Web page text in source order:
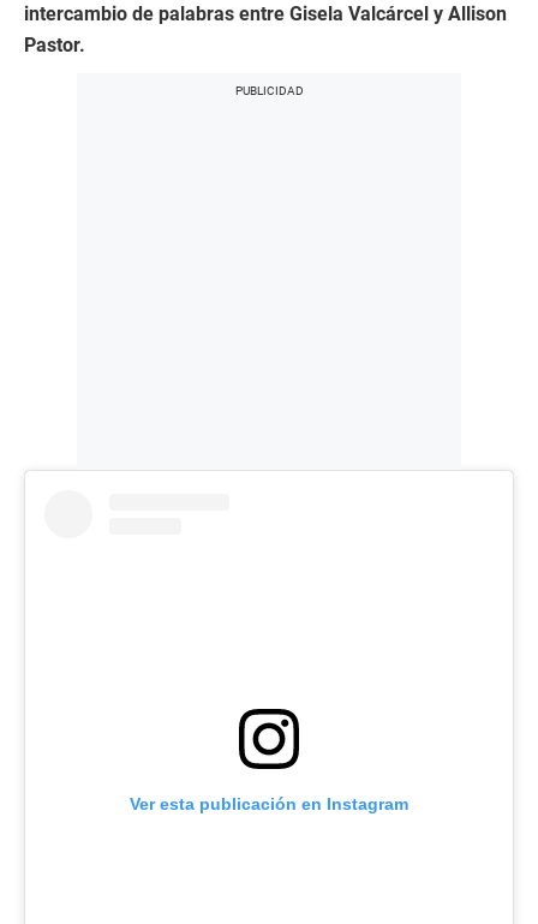
intercambio de palabras entre Gisela Valcárcel y Allison
Pastor.
Ver esta publicación en Instagram